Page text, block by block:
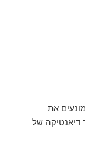
את
דיאנטיקה של